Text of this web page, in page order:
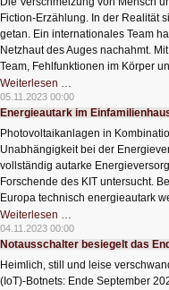
Fiction-Erzählung. In der Realität
getan. Ein internationales Team
Netzhaut des Auges nachahmt.
Team, Fehlfunktionen im Körper
Weiterlesen …
eines
Netzhaut-
ähnlichen
05.11.2023 00:00
Energieautark im
Photovoltaikanlagen in
Unabhängigkeit bei der
vollständig autarke
Forschende des KIT untersucht.
Europa technisch energieautark
Weiterlesen …
im
Einfamilienhaus
04.11.2023 00:00
Notausschalter besiegelt das
Heimlich, still und leise
(IoT)-Botnets: Ende September